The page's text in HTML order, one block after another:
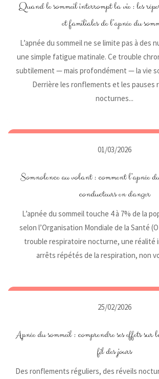
Quand le sommeil interrompt la vie : les
et familiales de l’apnée du
L’apnée du sommeil ne se limite pas à des
une simple fatigue matinale. Ce trouble
subtilement — mais profondément — la vie
Derrière les ronflements et les pauses
nocturnes...
01/03/2026
Somnolence au volant : comment l’apnée
conducteurs en danger
L’apnée du sommeil touche 4 à 7% de la
selon l’Organisation Mondiale de la Santé
trouble respiratoire nocturne, une réalité
arrêts répétés de la respiration, non
25/02/2026
Apnée du sommeil : comprendre ses effets sur
fil des jours
Des ronflements réguliers, des réveils